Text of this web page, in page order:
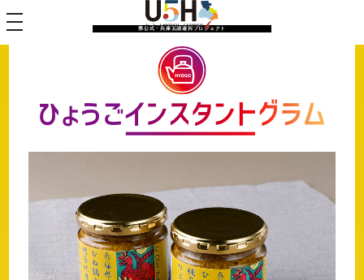
toggle navigation 県公式・兵庫五国連邦プロジェクト